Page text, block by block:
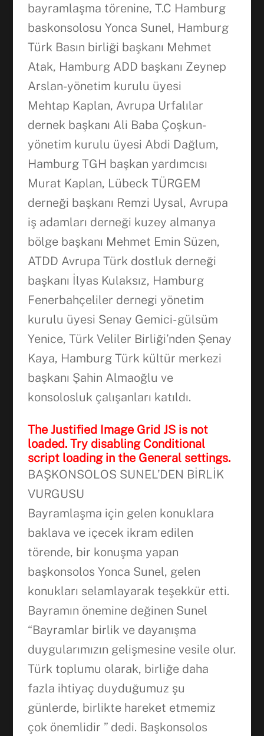
bayramlaşma törenine, T.C Hamburg
baskonsolosu Yonca Sunel, Hamburg
Türk Basın birliği başkanı Mehmet
Atak, Hamburg ADD başkanı Zeynep
Arslan-yönetim kurulu üyesi
Mehtap Kaplan, Avrupa Urfalılar
dernek başkanı Ali Baba Çoşkun-
yönetim kurulu üyesi Abdi Dağlum,
Hamburg TGH başkan yardımcısı
Murat Kaplan, Lübeck TÜRGEM
derneği başkanı Remzi Uysal, Avrupa
iş adamları derneği kuzey almanya
bölge başkanı Mehmet Emin Süzen,
ATDD Avrupa Türk dostluk derneği
başkanı İlyas Kulaksız, Hamburg
Fenerbahçeliler dernegi yönetim
kurulu üyesi Senay Gemici- gülsüm
Yenice, Türk Veliler Birliği’nden Şenay
Kaya, Hamburg Türk kültür merkezi
başkanı Şahin Almaoğlu ve
konsolosluk çalışanları katıldı.
The Justified Image Grid JS is not
loaded. Try disabling Conditional
script loading in the General settings.
BAŞKONSOLOS SUNEL’DEN BİRLİK
VURGUSU
Bayramlaşma için gelen konuklara
baklava ve içecek ikram edilen
törende, bir konuşma yapan
başkonsolos Yonca Sunel, gelen
konukları selamlayarak teşekkür etti.
Bayramın önemine değinen Sunel
“Bayramlar birlik ve dayanışma
duygularımızın gelişmesine vesile olur.
Türk toplumu olarak, birliğe daha
fazla ihtiyaç duyduğumuz şu
günlerde, birlikte hareket etmemiz
çok önemlidir ” dedi. Başkonsolos